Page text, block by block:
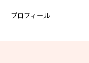
プロフィール